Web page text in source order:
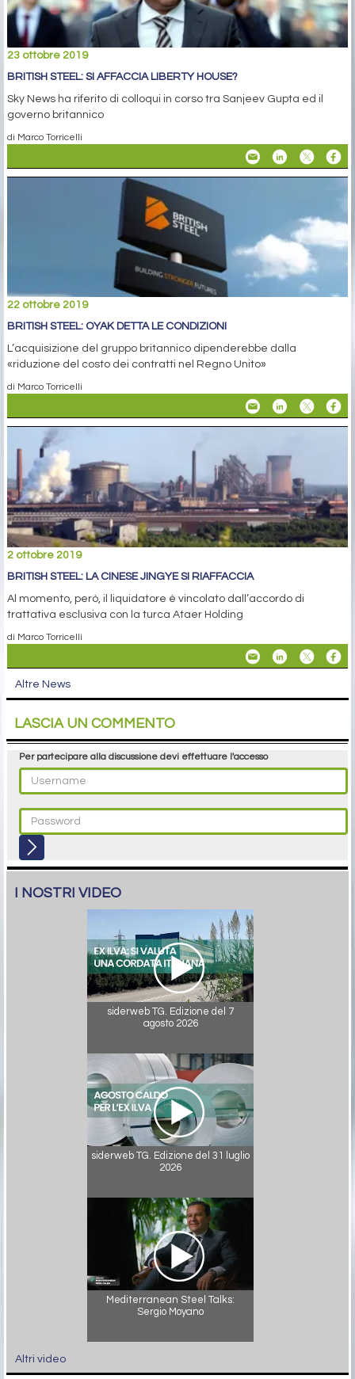
23 ottobre 2019
BRITISH STEEL: SI AFFACCIA LIBERTY HOUSE?
Sky News ha riferito di colloqui in corso tra Sanjeev Gupta ed il
governo britannico
di Marco Torricelli
22 ottobre 2019
BRITISH STEEL: OYAK DETTA LE CONDIZIONI
L’acquisizione del gruppo britannico dipenderebbe dalla
«riduzione del costo dei contratti nel Regno Unito»
di Marco Torricelli
2 ottobre 2019
BRITISH STEEL: LA CINESE JINGYE SI RIAFFACCIA
Al momento, però, il liquidatore è vincolato dall’accordo di
trattativa esclusiva con la turca Ataer Holding
di Marco Torricelli
Altre News
LASCIA UN COMMENTO
Per partecipare alla discussione devi effettuare l'accesso
I NOSTRI VIDEO
siderweb TG. Edizione del 7
agosto 2026
siderweb TG. Edizione del 31 luglio
2026
Mediterranean Steel Talks:
Sergio Moyano
Altri video